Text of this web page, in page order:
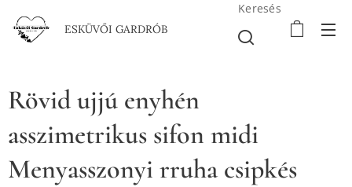
ESKÜVŐI GARDRÓB
Keresés
Rövid ujjú enyhén
asszimetrikus sifon midi
Menyasszonyi rruha csipkés